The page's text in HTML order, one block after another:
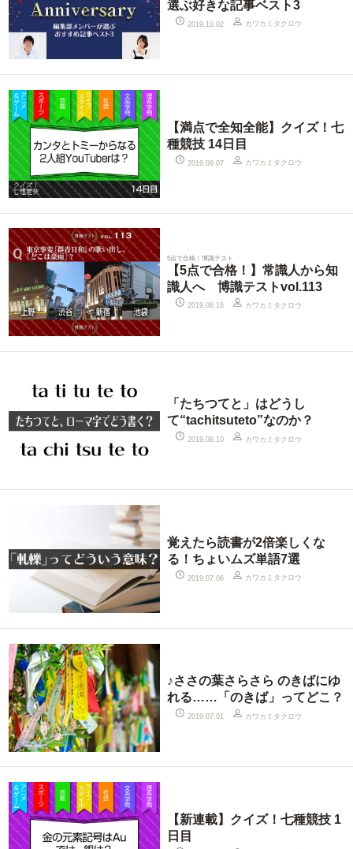
選ぶ好きな記事ベスト3
2019.10.02 カワカミタクロウ
【満点で全知全能】クイズ！七
種競技 14日目
2019.09.07 カワカミタクロウ
5点で合格！博識テスト
【5点で合格！】常識人から知
識人へ 博識テストvol.113
2019.08.16 カワカミタクロウ
「たちつてと」はどうし
て“tachitsuteto”なのか？
2019.08.10 カワカミタクロウ
覚えたら読書が2倍楽しくな
る！ちょいムズ単語7選
2019.07.06 カワカミタクロウ
♪ささの葉さらさら のきばにゆ
れる……「のきば」ってどこ？
2019.07.01 カワカミタクロウ
【新連載】クイズ！七種競技 1
日目